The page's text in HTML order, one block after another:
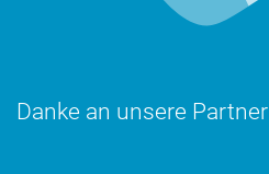
Danke an unsere Partner